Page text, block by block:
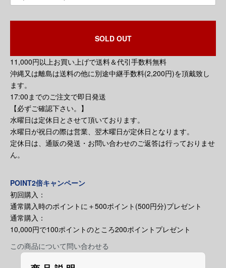
SOLD OUT
11,000円以上お買い上げで送料＆代引手数料無料
沖縄又は離島は送料の他に別途中継手数料(2,200円)を頂戴致し
ます。
17:00までのご注文で即日発送
【必ずご確認下さい。】
水曜日は定休日とさせて頂いております。
水曜日が祝日の際は営業、翌木曜日が定休日となります。
定休日は、通販の発送・お問い合わせのご返答は行っておりませ
ん。
POINT2倍キャンペーン
初回購入：
通常購入時のポイントに＋500ポイント(500円分)プレゼント
通常購入：
10,000円で100ポイントのところ200ポイントプレゼント
この商品について問い合わせる